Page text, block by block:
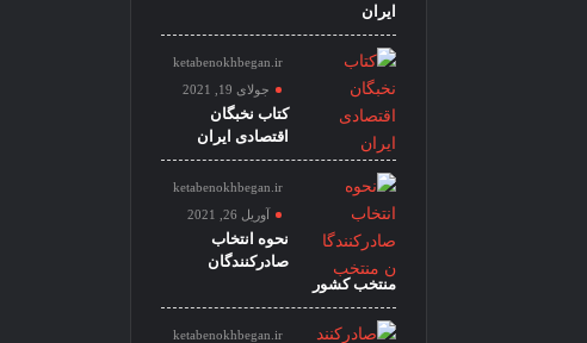
ایران
ketabenokhbegan.ir
جولای 19, 2021
کتاب نخبگان
اقتصادی ایران
ketabenokhbegan.ir
آوریل 26, 2021
نحوه انتخاب
صادرکنندگان
منتخب کشور
ketabenokhbegan.ir